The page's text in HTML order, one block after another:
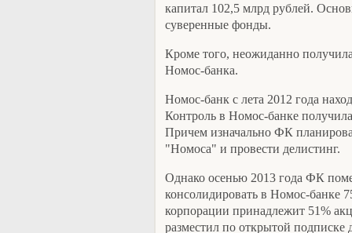
капитал 102,5 млрд рублей.
суверенные фонды.
Кроме того, неожиданно
Номос-банка.
Номос-банк с лета 2012 года
Контроль в Номос-банке
Причем изначально ФК
"Номоса" и провести делистинг.
Однако осенью 2013 года ФК
консолидировать в Номос-банке
корпорации принадлежит 51%
разместил по открытой